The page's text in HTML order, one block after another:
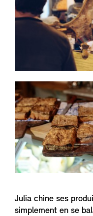
Julia chine ses
simplement en se